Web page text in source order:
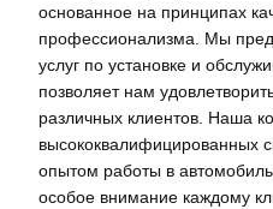
основанное на принципах
профессионализма. Мы
услуг по установке и
позволяет нам
различных клиентов. Наша
высококвалифицированных
опытом работы в
особое внимание каждому